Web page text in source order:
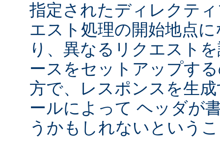
指定されたディレクテ
エスト処理の開始地点
り、異なるリクエスト
ースをセットアップす
方で、レスポンスを生
ールによって ヘッダが
うかもしれないという